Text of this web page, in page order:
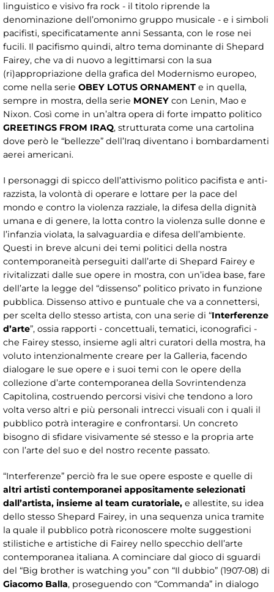
linguistico e visivo fra rock - il titolo riprende la
denominazione dell’omonimo gruppo musicale - e i simboli
pacifisti, specificatamente anni Sessanta, con le rose nei
fucili. Il pacifismo quindi, altro tema dominante di Shepard
Fairey, che va di nuovo a legittimarsi con la sua
(ri)appropriazione della grafica del Modernismo europeo,
come nella serie OBEY LOTUS ORNAMENT e in quella,
sempre in mostra, della serie MONEY con Lenin, Mao e
Nixon. Così come in un’altra opera di forte impatto politico
GREETINGS FROM IRAQ, strutturata come una cartolina
dove però le “bellezze” dell’Iraq diventano i bombardamenti
aerei americani.
I personaggi di spicco dell’attivismo politico pacifista e anti-
razzista, la volontà di operare e lottare per la pace del
mondo e contro la violenza razziale, la difesa della dignità
umana e di genere, la lotta contro la violenza sulle donne e
l’infanzia violata, la salvaguardia e difesa dell’ambiente.
Questi in breve alcuni dei temi politici della nostra
contemporaneità perseguiti dall’arte di Shepard Fairey e
rivitalizzati dalle sue opere in mostra, con un’idea base, fare
dell’arte la legge del “dissenso” politico privato in funzione
pubblica. Dissenso attivo e puntuale che va a connettersi,
per scelta dello stesso artista, con una serie di “Interferenze
d’arte”, ossia rapporti - concettuali, tematici, iconografici -
che Fairey stesso, insieme agli altri curatori della mostra, ha
voluto intenzionalmente creare per la Galleria, facendo
dialogare le sue opere e i suoi temi con le opere della
collezione d’arte contemporanea della Sovrintendenza
Capitolina, costruendo percorsi visivi che tendono a loro
volta verso altri e più personali intrecci visuali con i quali il
pubblico potrà interagire e confrontarsi. Un concreto
bisogno di sfidare visivamente sé stesso e la propria arte
con l’arte del suo e del nostro recente passato.
“Interferenze” perciò fra le sue opere esposte e quelle di
altri artisti contemporanei appositamente selezionati
dall’artista, insieme al team curatoriale, e allestite, su idea
dello stesso Shepard Fairey, in una sequenza unica tramite
la quale il pubblico potrà riconoscere molte suggestioni
stilistiche e artistiche di Fairey nello specchio dell’arte
contemporanea italiana. A cominciare dal gioco di sguardi
del “Big brother is watching you” con “Il dubbio” (1907-08) di
Giacomo Balla, proseguendo con “Commanda” in dialogo